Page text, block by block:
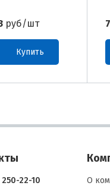
руб/шт
Купить
22-10 О